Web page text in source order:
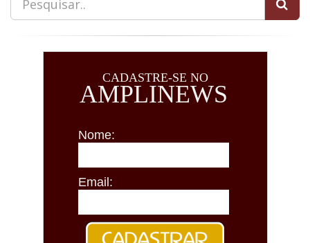
CADASTRE-SE NO
AMPLINEWS
Nome:
Email: